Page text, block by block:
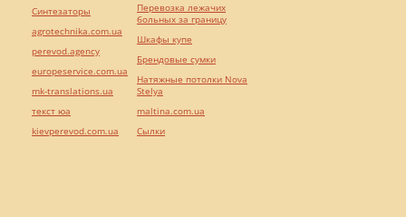
Синтезаторы
agrotechnika.com.ua
perevod.agency
europeservice.com.ua
mk-translations.ua
текст юа
kievperevod.com.ua
Перевозка лежачих
больных за границу
Шкафы купе
Брендовые сумки
Натяжные потолки Nova
Stelya
maltina.com.ua
Cылки